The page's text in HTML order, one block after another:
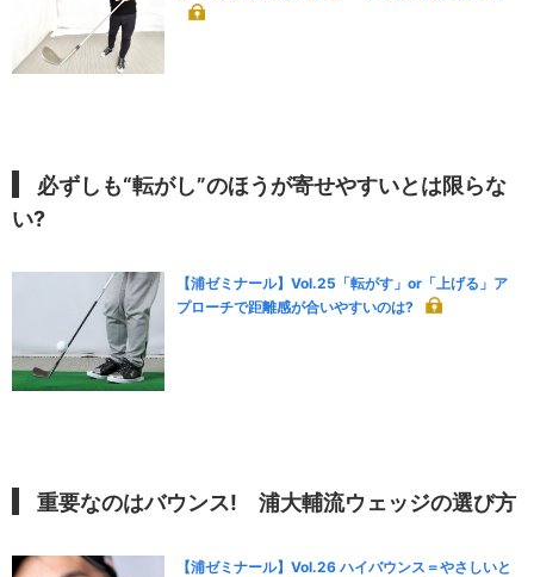
必ずしも“転がし”のほうが寄せやすいとは限らな
い?
【浦ゼミナール】Vol.25「転がす」or「上げる」ア
プローチで距離感が合いやすいのは?
重要なのはバウンス! 浦大輔流ウェッジの選び方
【浦ゼミナール】Vol.26 ハイバウンス＝やさしいと